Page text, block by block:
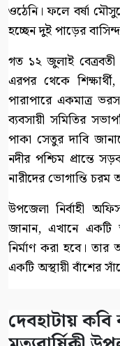
ওঠেনি। ফলে বর্ষা
হচ্ছেন দুই পাড়ের
গত ১২ জুলাই বেত্রবতী
এরপর থেকে
পারাপারে একমাত্র
ব্যবসায়ী সমিতির
পাকা সেতুর দাবি
নদীর পশ্চিম প্রান্তে
নারীদের ভোগান্তি
উপজেলা নির্বাহী
জানান, এখানে একটি
নির্মাণ করা হবে।
একটি অস্থায়ী বাঁশের
দেবহাটায়